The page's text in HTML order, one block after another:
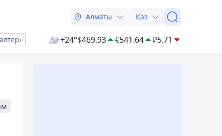
Алматы Қаз
+24°$469.93 €541.64 ₽5.71